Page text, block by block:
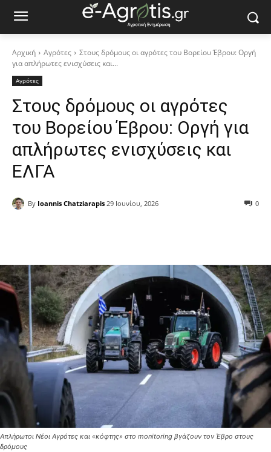
Αρχική Αγρότες
Στους δρόμους οι αγρότες του Βορείου Έβρου: Οργή
για απλήρωτες ενισχύσεις και...
Αγρότες
Στους δρόμους οι αγρότες
του Βορείου Έβρου: Οργή για
απλήρωτες ενισχύσεις και
ΕΛΓΑ
By Ioannis Chatziarapis 29 Ιουνίου, 2026 0
Απλήρωτοι Νέοι Αγρότες και «κόφτης» στο monitoring βγάζουν τον Έβρο στους
δρόμους